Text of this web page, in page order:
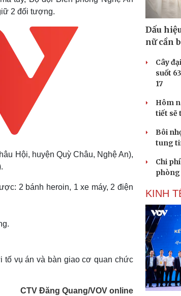
Vì cộng đồng
Nghệ sĩ
Thời trang
Sao Việt
2 đối tượng.
Hội, huyện Quỳ Châu, Nghệ An),
2 bánh heroin, 1 xe máy, 2 điện
tố vụ án và bàn giao cơ quan chức
CTV Đăng Quang/VOV online
Dấu
nữ cần
Cây
suốt
17
Hôm
tiết sẽ
Bôi
tung
Chi
phòng
KINH